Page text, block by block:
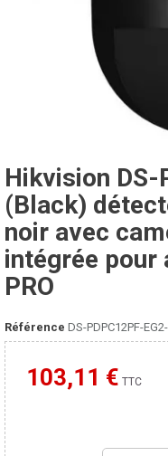
Hikvision DS-
(Black)
noir avec
intégrée pour
PRO
Référence DS-PDPC12PF-
103,11 € TTC
Moins cher ailleurs ?